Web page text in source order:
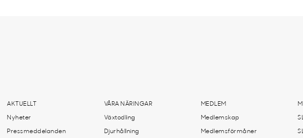
AKTUELLT
Nyheter
Pressmeddelanden
VÅRA NÄRINGAR
Växtodling
Djurhållning
MEDLEM
Medlemskap
Medlemsförmåner